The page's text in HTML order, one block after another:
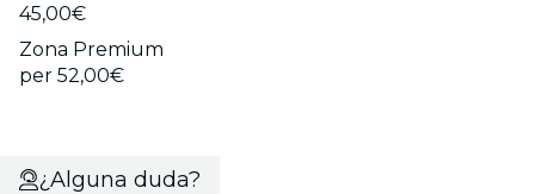
45,00€
Zona Premium
per 52,00€
¿Alguna duda?